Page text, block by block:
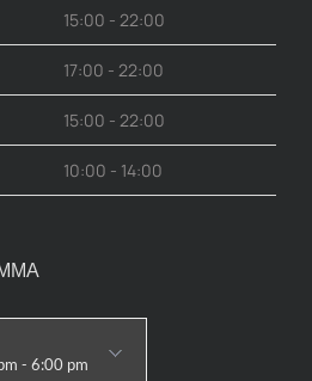
15:00 - 22:00
17:00 - 22:00
15:00 - 22:00
10:00 - 14:00
- 6:00 pm